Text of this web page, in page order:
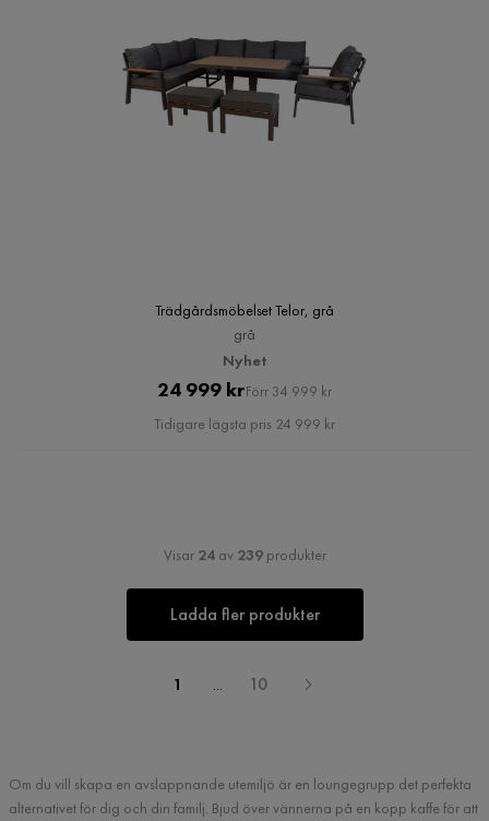
Trädgårdsmöbelset Telor, grå
grå
Nyhet
Pris
24 999 krOriginal
Pris
Förr 34 999 kr
Tidigare lägsta pris 24 999 kr
Visar 24av 239produkter
Ladda fler produkter
1 ... 10
Om du vill skapa en avslappnande utemiljö är en loungegrupp det perfekta
alternativet för dig och din familj. Bjud över vännerna på en kopp kaffe för att